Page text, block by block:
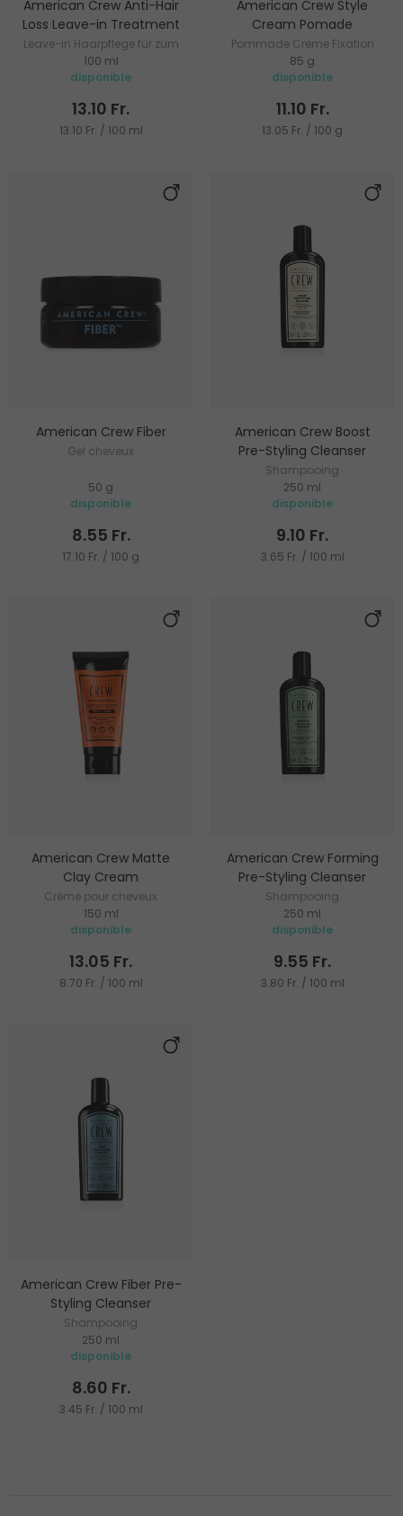
American Crew Anti-Hair
Loss Leave-in Treatment
Leave-in Haarpflege für zum
Ausfall neigendes Haar
100 ml
disponible
13.10 Fr.
13.10 Fr. / 100 ml
American Crew Style
Cream Pomade
Pommade Crème Fixation
Légère
85 g
disponible
11.10 Fr.
13.05 Fr. / 100 g
American Crew Fiber
Gel cheveux
50 g
disponible
8.55 Fr.
17.10 Fr. / 100 g
American Crew Boost
Pre-Styling Cleanser
Shampooing
250 ml
disponible
9.10 Fr.
3.65 Fr. / 100 ml
American Crew Matte
Clay Cream
Crème pour cheveux
150 ml
disponible
13.05 Fr.
8.70 Fr. / 100 ml
American Crew Forming
Pre-Styling Cleanser
Shampooing
250 ml
disponible
9.55 Fr.
3.80 Fr. / 100 ml
American Crew Fiber Pre-
Styling Cleanser
Shampooing
250 ml
disponible
8.60 Fr.
3.45 Fr. / 100 ml